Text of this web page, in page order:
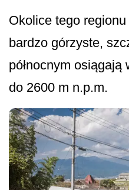
Okolice tego
bardzo górzyste,
północnym osiągają
do 2600 m n.p.m.